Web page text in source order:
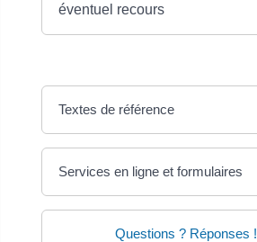
éventuel recours
Textes de référence
Services en ligne et formulaires
Questions ? Réponses !